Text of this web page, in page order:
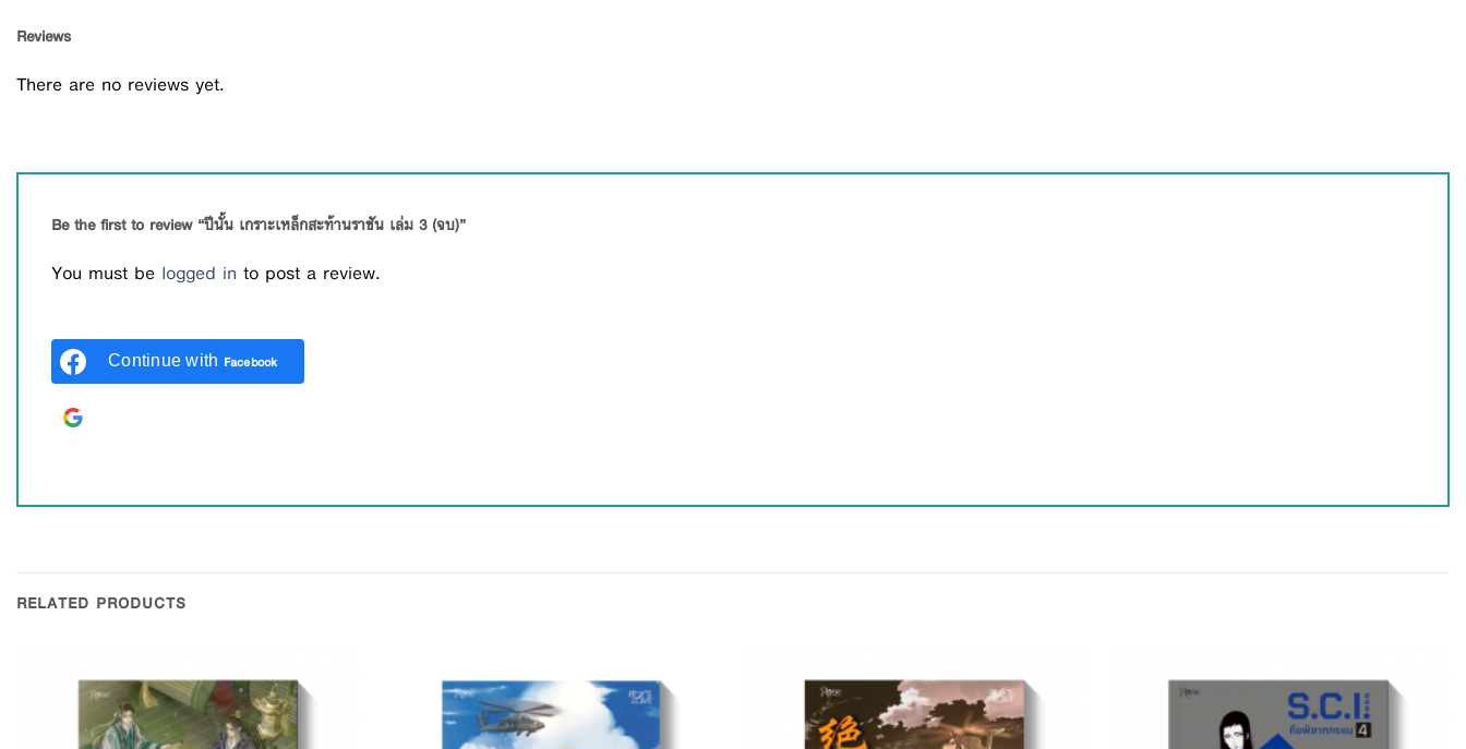
Reviews
There are no reviews yet.
Be the first to review “ปีนั้น เกราะเหล็กสะท้านราชัน เล่ม 3 (จบ)”
You must be logged in to post a review.
Continue with Facebook
RELATED PRODUCTS